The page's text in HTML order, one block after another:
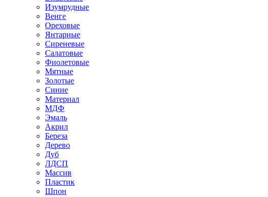
Изумрудные
Венге
Ореховые
Янтарные
Сиреневые
Салатовые
Фиолетовые
Мятные
Золотые
Синие
Материал
МДФ
Эмаль
Акрил
Береза
Дерево
Дуб
ЛДСП
Массив
Пластик
Шпон